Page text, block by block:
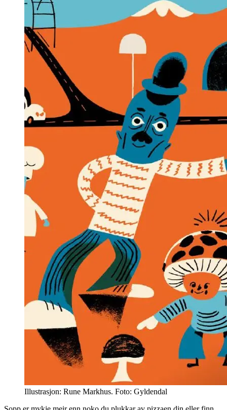
Illustrasjon: Rune Markhus. Foto: Gyldendal